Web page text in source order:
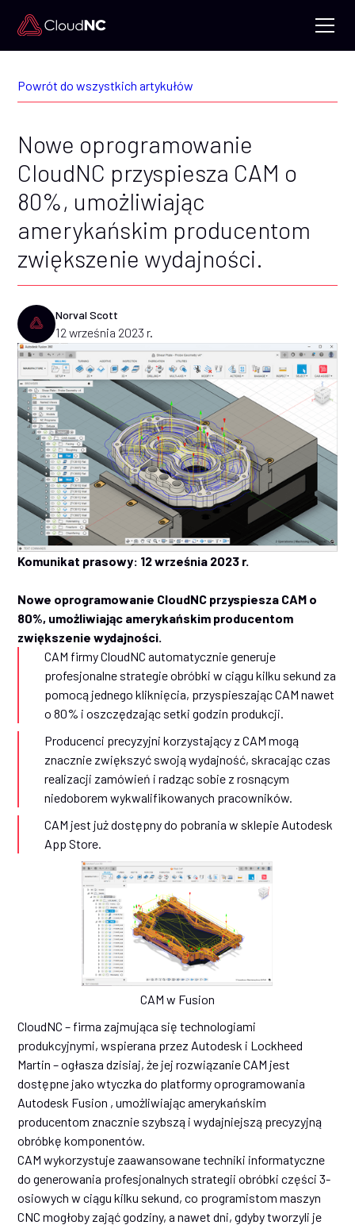
Powrót do wszystkich artykułów
Nowe oprogramowanie
CloudNC przyspiesza CAM o
80%, umożliwiając
amerykańskim producentom
zwiększenie wydajności.
Norval Scott
12 września 2023 r.
Komunikat prasowy: 12 września 2023 r.
Nowe oprogramowanie CloudNC przyspiesza CAM o
80%, umożliwiając amerykańskim producentom
zwiększenie wydajności.
CAM firmy CloudNC automatycznie generuje
profesjonalne strategie obróbki w ciągu kilku sekund za
pomocą jednego kliknięcia, przyspieszając CAM nawet
o 80% i oszczędzając setki godzin produkcji.
Producenci precyzyjni korzystający z CAM mogą
znacznie zwiększyć swoją wydajność, skracając czas
realizacji zamówień i radząc sobie z rosnącym
niedoborem wykwalifikowanych pracowników.
CAM jest już dostępny do pobrania w sklepie Autodesk
App Store.
CAM w Fusion
CloudNC – firma zajmująca się technologiami
produkcyjnymi, wspierana przez Autodesk i Lockheed
Martin – ogłasza dzisiaj, że jej rozwiązanie CAM jest
dostępne jako wtyczka do platformy oprogramowania
Autodesk Fusion , umożliwiając amerykańskim
producentom znacznie szybszą i wydajniejszą precyzyjną
obróbkę komponentów.
CAM wykorzystuje zaawansowane techniki informatyczne
do generowania profesjonalnych strategii obróbki części 3-
osiowych w ciągu kilku sekund, co programistom maszyn
CNC mogłoby zająć godziny, a nawet dni, gdyby tworzyli je